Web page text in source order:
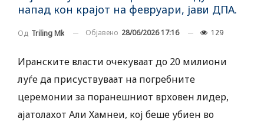
напад кон крајот на февруари, јави ДПА.
Од Triling Mk Објавено 28/06/2026 17:16 129
Иранските власти очекуваат до 20 милиони
луѓе да присуствуваат на погребните
церемонии за поранешниот врховен лидер,
ајатолахот Али Хамнеи, кој беше убиен во